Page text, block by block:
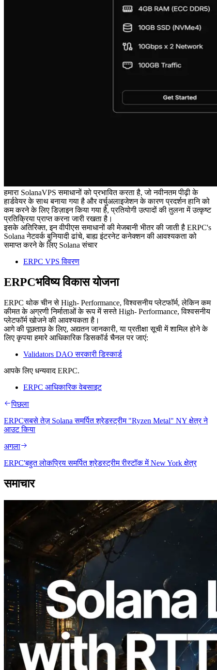
हमारा SolanaVPS समाधानों को प्रभावित करता है, जो नवीनतम पीढ़ी के
हार्डवेयर के साथ बनाया गया है और वर्चुअलाइजेशन के कारण प्रदर्शन हानि को
कम करने के लिए डिज़ाइन किया गया है, प्रतियोगी उत्पादों की तुलना में उत्कृष्ट
प्रतिक्रिया प्राप्त करना जारी रखता है।
इसके अतिरिक्त, इन वीपीएस समाधानों की मेजबानी भीतर की जाती है ERPC's
Solana नेटवर्क बुनियादी ढांचे, बाह्य इंटरनेट कनेक्शन की आवश्यकता को
समाप्त करने के लिए Solana संचार
ERPC VPS विवरण
ERPCभविष्य विकास योजना
ERPC थोक चीन से High- Performance, विश्वसनीय प्लेटफॉर्म, लेकिन कम
कीमत के अग्रणी निर्माताओं के रूप में सस्ते High- Performance, विश्वसनीय
प्लेटफॉर्म खोजने की आवश्यकता है।
आगे की पूछताछ के लिए, अद्यतन जानकारी, या प्रतीक्षा सूची में शामिल होने के
लिए कृपया हमारे आधिकारिक डिसकॉर्ड चैनल पर जाएं:
Validators DAO सरकारी डिस्कार्ड
आपके लिए धन्यवाद ERPC.
ERPC आधिकारिक वेबसाइट
पिछला
ERPCसबसे तेज़ Solana समर्पित श्रेडस्ट्रीम "Ryzen Metal" NY क्षेत्र ने
आउट किया
अगला
ERPC'बहुत लोकप्रिय समर्पित श्रेडस्ट्रीम रीस्टॉक में New York क्षेत्र
समाचार
2026.08.05
ERPC का Solana Leader Slot API अब 7
वैश्विक क्षेत्रों से ping मापता है — Validators
Information API भी लॉन्च